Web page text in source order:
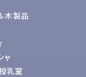
木製品
ャ
乳室